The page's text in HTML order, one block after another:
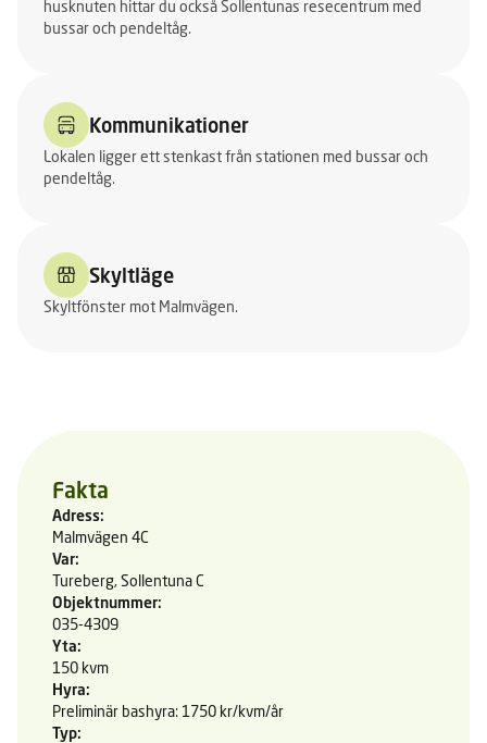
husknuten hittar du också Sollentunas resecentrum med
bussar och pendeltåg.
Kommunikationer
Lokalen ligger ett stenkast från stationen med bussar och
pendeltåg.
Skyltläge
Skyltfönster mot Malmvägen.
Fakta
Adress:
Malmvägen 4C
Var:
Tureberg, Sollentuna C
Objektnummer:
035-4309
Yta:
150 kvm
Hyra:
Preliminär bashyra: 1750 kr/kvm/år
Typ: